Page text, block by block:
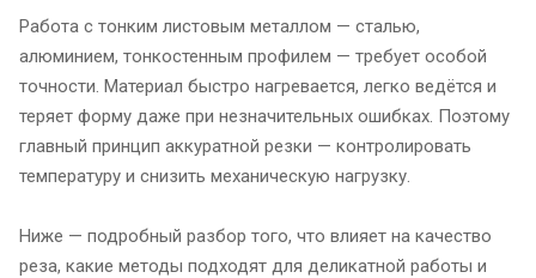
Работа с тонким листовым металлом — сталью,
алюминием, тонкостенным профилем — требует особой
точности. Материал быстро нагревается, легко ведётся и
теряет форму даже при незначительных ошибках. Поэтому
главный принцип аккуратной резки — контролировать
температуру и снизить механическую нагрузку.
Ниже — подробный разбор того, что влияет на качество
реза, какие методы подходят для деликатной работы и